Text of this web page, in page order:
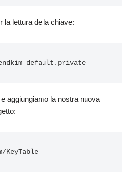
la lettura della chiave:
e aggiungiamo la nostra nuova